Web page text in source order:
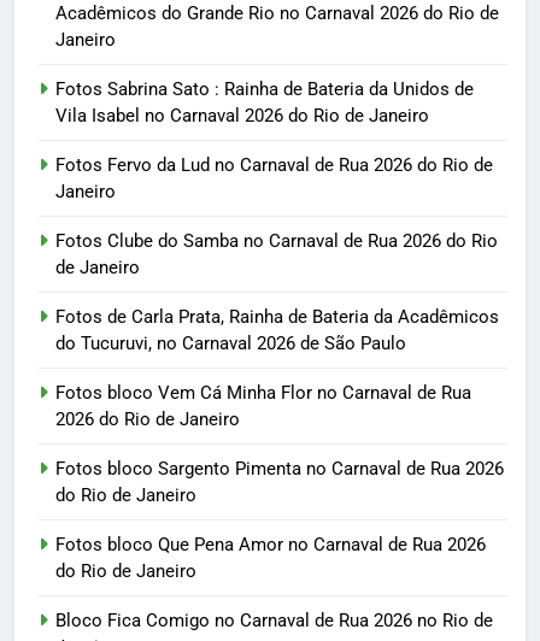
Acadêmicos do Grande Rio no Carnaval 2026 do Rio de
Janeiro
Fotos Sabrina Sato : Rainha de Bateria da Unidos de
Vila Isabel no Carnaval 2026 do Rio de Janeiro
Fotos Fervo da Lud no Carnaval de Rua 2026 do Rio de
Janeiro
Fotos Clube do Samba no Carnaval de Rua 2026 do Rio
de Janeiro
Fotos de Carla Prata, Rainha de Bateria da Acadêmicos
do Tucuruvi, no Carnaval 2026 de São Paulo
Fotos bloco Vem Cá Minha Flor no Carnaval de Rua
2026 do Rio de Janeiro
Fotos bloco Sargento Pimenta no Carnaval de Rua 2026
do Rio de Janeiro
Fotos bloco Que Pena Amor no Carnaval de Rua 2026
do Rio de Janeiro
Bloco Fica Comigo no Carnaval de Rua 2026 no Rio de